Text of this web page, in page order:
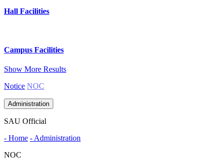
Hall Facilities
Campus Facilities
Show More Results
Notice NOC
Administration
SAU Official
- Home - Administration
NOC